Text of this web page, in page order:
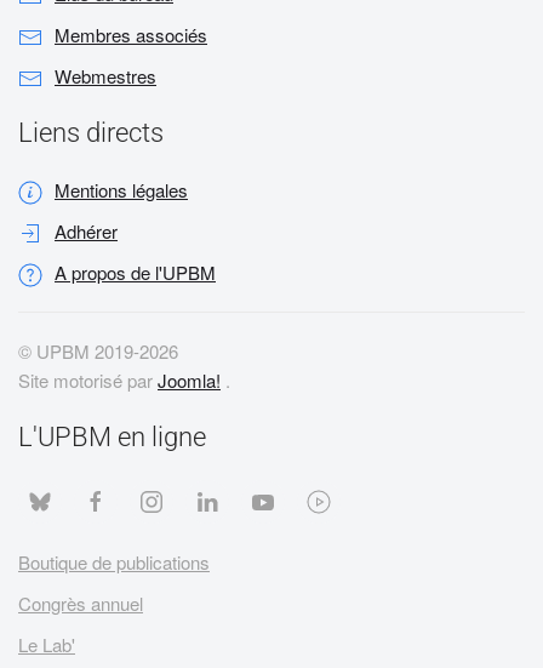
Membres associés
Webmestres
Liens directs
Mentions légales
Adhérer
A propos de l'UPBM
© UPBM 2019-2026
Site motorisé parJoomla! .
L'UPBM en ligne
Boutique de publications
Congrès annuel
Le Lab'